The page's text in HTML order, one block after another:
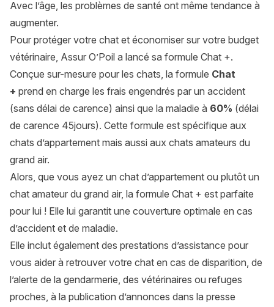
Avec l’âge, les problèmes de santé ont même tendance à
augmenter.
Pour protéger votre chat et économiser sur votre budget
vétérinaire, Assur O’Poil a lancé sa formule Chat +.
Conçue sur-mesure pour les chats, la formule Chat
+ prend en charge les frais engendrés par un accident
(sans délai de carence) ainsi que la maladie à 60% (délai
de carence 45jours). Cette formule est spécifique aux
chats d’appartement mais aussi aux chats amateurs du
grand air.
Alors, que vous ayez un chat d’appartement ou plutôt un
chat amateur du grand air, la formule Chat + est parfaite
pour lui ! Elle lui garantit une couverture optimale en cas
d’accident et de maladie.
Elle inclut également des prestations d’assistance pour
vous aider à retrouver votre chat en cas de disparition, de
l’alerte de la gendarmerie, des vétérinaires ou refuges
proches, à la publication d’annonces dans la presse